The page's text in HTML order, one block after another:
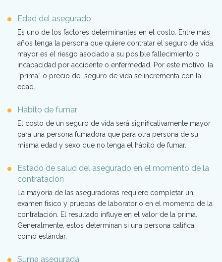
Edad del asegurado
Es uno de los factores determinantes en el costo. Entre más
años tenga la persona que quiere contratar el seguro de vida,
mayor es el riesgo asociado a su posible fallecimiento o
incapacidad por accidente o enfermedad. Por este motivo, la
“prima” o precio del seguro de vida se incrementa con la
edad.
Hábito de fumar
El costo de un seguro de vida será significativamente mayor
para una persona fumadora que para otra persona de su
misma edad y sexo que no tenga el hábito de fumar.
Estado de salud del asegurado en el momento de la
contratación
La mayoría de las aseguradoras requiere completar un
examen físico y pruebas de laboratorio en el momento de la
contratación. El resultado influye en el valor de la prima.
Generalmente, estos determinan si una persona califica
como estándar.
Suma asegurada